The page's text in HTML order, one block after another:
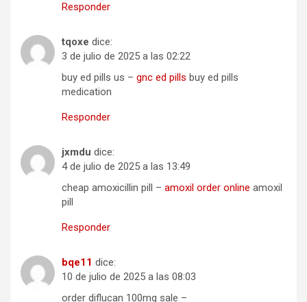
Responder
tqoxe dice:
3 de julio de 2025 a las 02:22
buy ed pills us – gnc ed pills buy ed pills
medication
Responder
jxmdu dice:
4 de julio de 2025 a las 13:49
cheap amoxicillin pill – amoxil order online amoxil
pill
Responder
bqe11 dice:
10 de julio de 2025 a las 08:03
order diflucan 100mg sale –